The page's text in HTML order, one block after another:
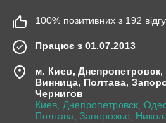
100% позитивних з 192
Працює з 01.07.2013
м. Киев,
Винница, Полтава,
Чернигов
Киев, Днепропетровск,
Полтава, Запорожье,